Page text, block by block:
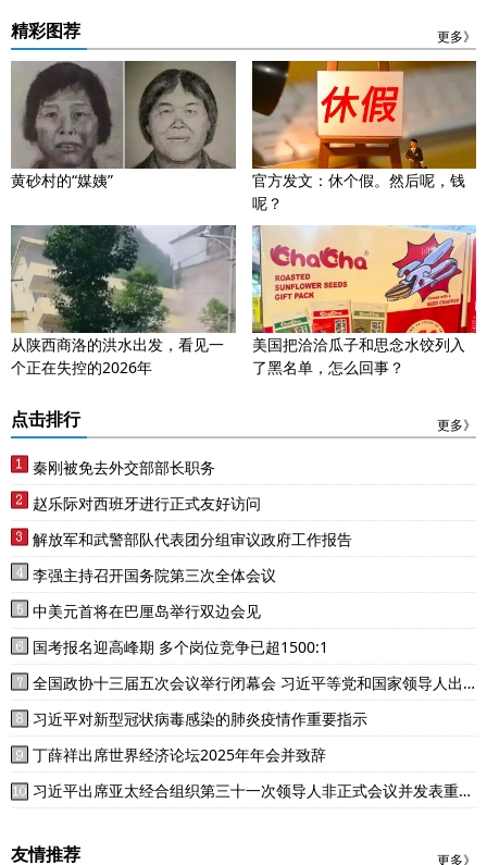
精彩图荐 更多》
黄砂村的“媒姨”
官方发文：休个假。然后呢，钱
呢？
从陕西商洛的洪水出发，看见一
个正在失控的2026年
美国把洽洽瓜子和思念水饺列入
了黑名单，怎么回事？
点击排行 更多》
秦刚被免去外交部部长职务
赵乐际对西班牙进行正式友好访问
解放军和武警部队代表团分组审议政府工作报告
李强主持召开国务院第三次全体会议
中美元首将在巴厘岛举行双边会见
国考报名迎高峰期 多个岗位竞争已超1500:1
全国政协十三届五次会议举行闭幕会 习近平等党和国家领导人出
席
习近平对新型冠状病毒感染的肺炎疫情作重要指示
丁薛祥出席世界经济论坛2025年年会并致辞
习近平出席亚太经合组织第三十一次领导人非正式会议并发表重要
友情推荐 更多》